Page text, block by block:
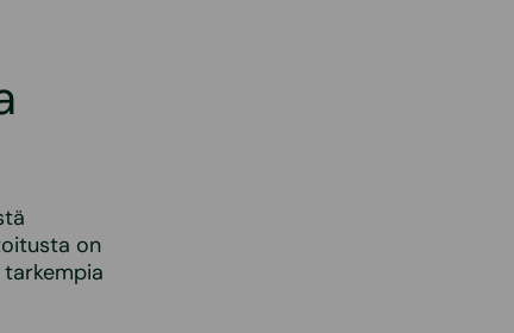
on